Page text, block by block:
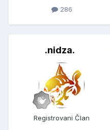
286
.nidza.
Registrovani Član